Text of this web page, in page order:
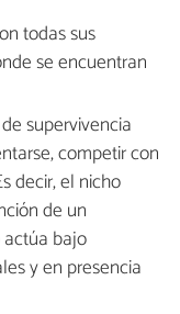
todas sus
se encuentran
supervivencia
competir con
decir, el nicho
de un
bajo
y en presencia